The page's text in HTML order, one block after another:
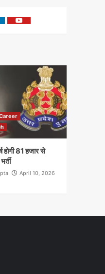
Youtube
होगी 81 हजार से
April 10, 2026